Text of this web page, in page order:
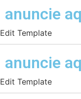
anuncie
Edit Template
anuncie
Edit Template